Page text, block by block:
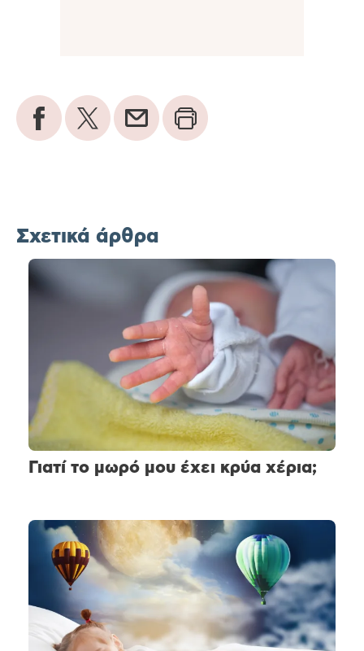
Σχετικά άρθρα
Γιατί το μωρό μου έχει κρύα χέρια;